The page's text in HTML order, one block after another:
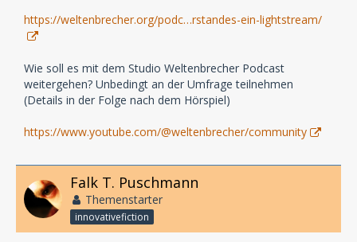
https://weltenbrecher.org/podc…rstandes-ein-lightstream/
Wie soll es mit dem Studio Weltenbrecher Podcast
weitergehen? Unbedingt an der Umfrage teilnehmen
(Details in der Folge nach dem Hörspiel)
https://www.youtube.com/@weltenbrecher/community
Falk T. Puschmann
Themenstarter
innovativefiction